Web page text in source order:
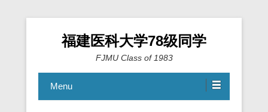
福建医科大学78级同学
FJMU Class of 1983
Menu